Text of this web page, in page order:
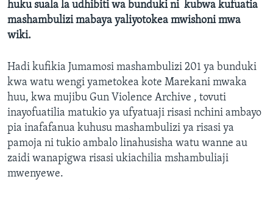
huku suala la udhibiti wa bunduki ni kubwa kufuatia
mashambulizi mabaya yaliyotokea mwishoni mwa
wiki.
Hadi kufikia Jumamosi mashambulizi 201 ya bunduki
kwa watu wengi yametokea kote Marekani mwaka
huu, kwa mujibu Gun Violence Archive , tovuti
inayofuatilia matukio ya ufyatuaji risasi nchini ambayo
pia inafafanua kuhusu mashambulizi ya risasi ya
pamoja ni tukio ambalo linahusisha watu wanne au
zaidi wanapigwa risasi ukiachilia mshambuliaji
mwenyewe.